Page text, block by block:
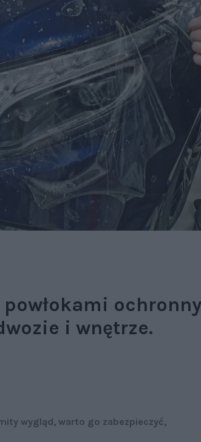
i wnętrze.
wygląd, warto go zabezpieczyć,